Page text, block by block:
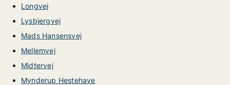
Longvej
Lysbjergvej
Mads Hansensvej
Mellemvej
Midtervej
Mynderup Hestehave